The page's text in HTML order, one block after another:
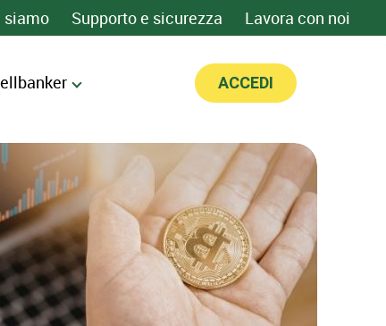
siamo Supporto e sicurezza Lavora con noi
ACCEDI